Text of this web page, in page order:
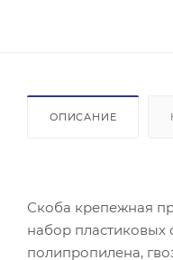
ОПИСАНИЕ
Скоба крепежная
набор пластиковых
полипропилена,